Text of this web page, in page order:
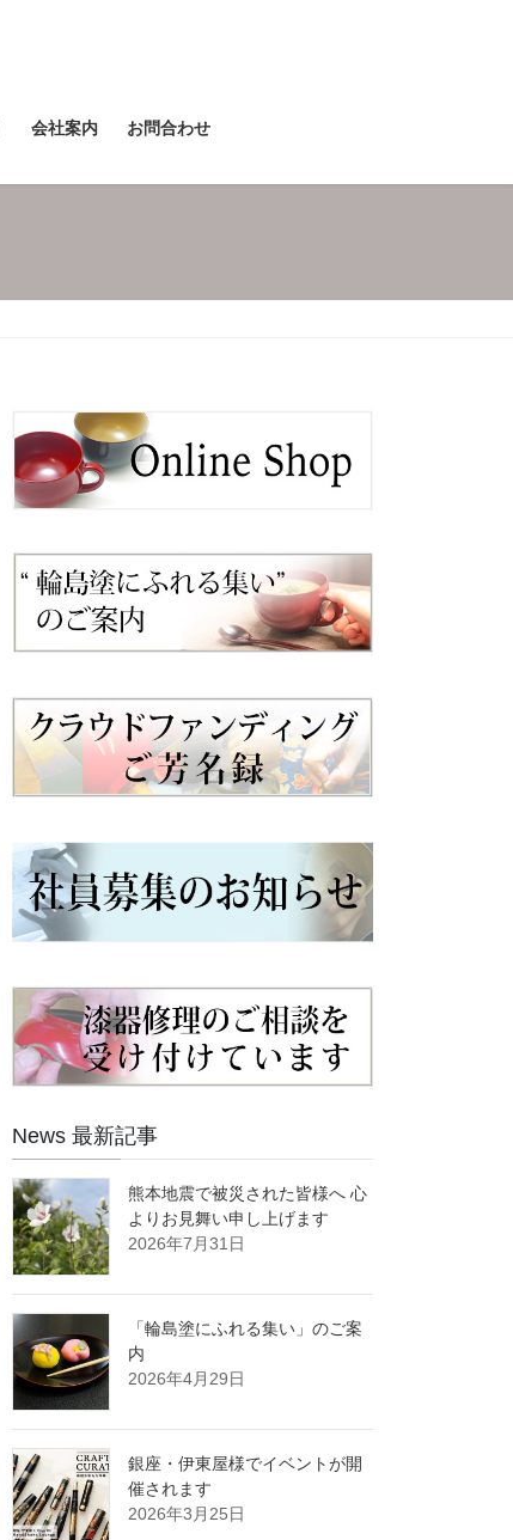
会社案内 お問合わせ
News 最新記事
熊本地震で被災された皆様へ 心
よりお見舞い申し上げます
2026年7月31日
「輪島塗にふれる集い」のご案
内
2026年4月29日
銀座・伊東屋様でイベントが開
催されます
2026年3月25日